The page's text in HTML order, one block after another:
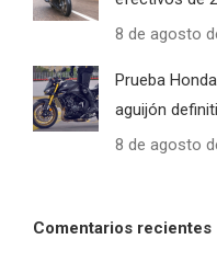
8 de agosto
Prueba
aguijón
8 de agosto
Comentarios recientes